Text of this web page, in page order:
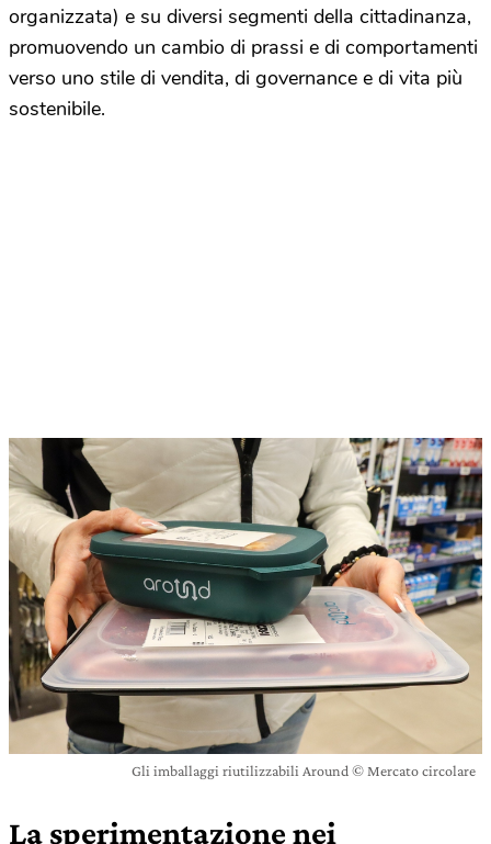
organizzata) e su diversi segmenti della cittadinanza,
promuovendo un cambio di prassi e di comportamenti
verso uno stile di vendita, di governance e di vita più
sostenibile.
Gli imballaggi riutilizzabili Around © Mercato circolare
La sperimentazione nei